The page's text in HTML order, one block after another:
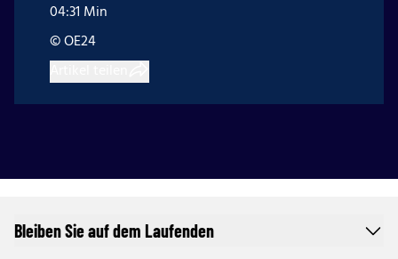
04:31 Min
© OE24
Bleiben Sie auf dem Laufenden